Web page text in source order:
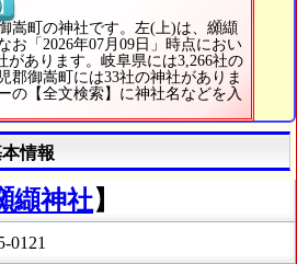
嵩町の神社です。左(上)は、纐纈
お「2026年07月09日」時点におい
があります。岐阜県には3,266社の
郡御嵩町には33社の神社がありま
の【全文検索】に神社名などを入
情報
纈神社】
0121